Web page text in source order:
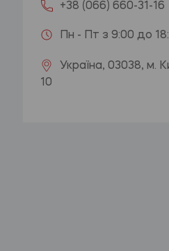
+38 (066) 660-31-16
Пн - Пт з 9:00 до
Україна, 03038, м.
10